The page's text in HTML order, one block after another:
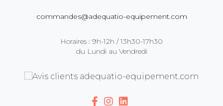
commandes@adequatio-equipement.com
Horaires : 9h-12h / 13h30-17h30
du Lundi au Vendredi